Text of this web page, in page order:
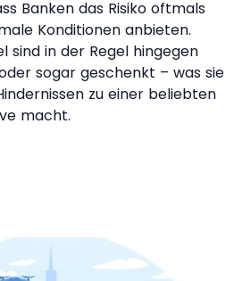
Banken das Risiko oftmals
Konditionen anbieten.
sind in der Regel hingegen
sogar geschenkt – was sie
zu einer beliebten
macht.